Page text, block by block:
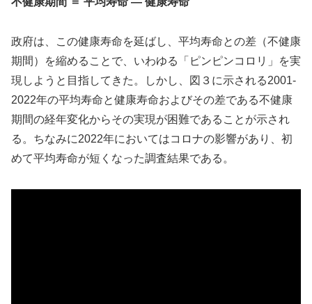
政府は、この健康寿命を延ばし、平均寿命との差（不健康
期間）を縮めることで、いわゆる「ピンピンコロリ」を実
現しようと目指してきた。しかし、図３に示される2001-
2022年の平均寿命と健康寿命およびその差である不健康
期間の経年変化からその実現が困難であることが示され
る。ちなみに2022年においてはコロナの影響があり、初
めて平均寿命が短くなった調査結果である。